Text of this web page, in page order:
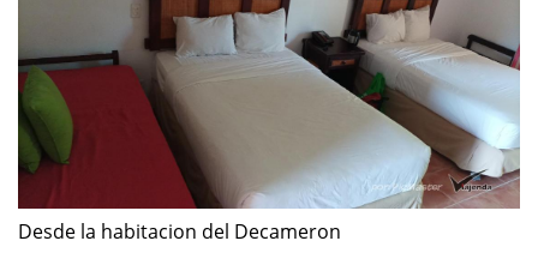
Desde la habitacion del Decameron